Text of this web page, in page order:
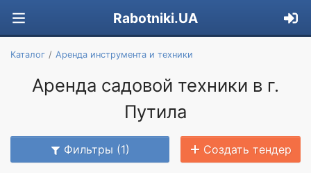
Rabotniki.UA
Каталог Аренда инструмента и техники
Аренда садовой техники в г.
Путила
Фильтры (1) Создать тендер